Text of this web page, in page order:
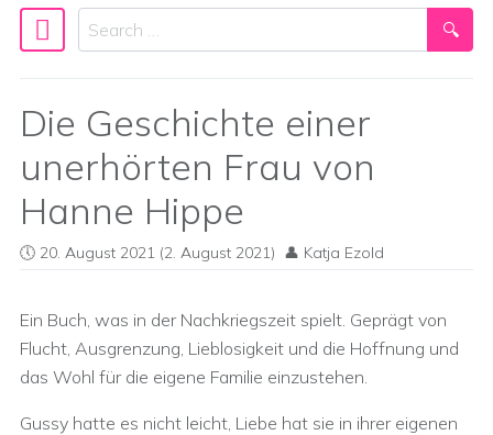
Main Navigation
Search
Die Geschichte einer
unerhörten Frau von
Hanne Hippe
20. August 2021 (2. August 2021) Katja Ezold
Ein Buch, was in der Nachkriegszeit spielt. Geprägt von
Flucht, Ausgrenzung, Lieblosigkeit und die Hoffnung und
das Wohl für die eigene Familie einzustehen.
Gussy hatte es nicht leicht, Liebe hat sie in ihrer eigenen